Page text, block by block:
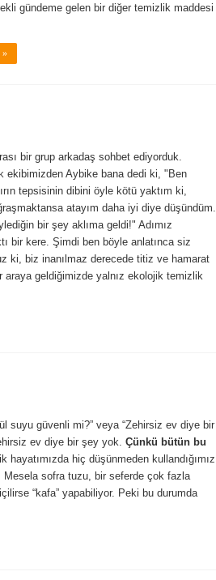
gündeme gelen bir diğer temizlik maddesi
»
bir grup arkadaş sohbet ediyorduk.
ekibimizden Aybike bana dedi ki, "Ben
tepsisinin dibini öyle kötü yaktım ki,
atayım daha iyi diye düşündüm.
bir şey aklıma geldi!" Adımız
bir kere. Şimdi ben böyle anlatınca siz
ki, biz inanılmaz derecede titiz ve hamarat
araya geldiğimizde yalnız ekolojik temizlik
suyu güvenli mi?” veya “Zehirsiz ev diye bir
ev diye bir şey yok. Çünkü bütün bu
hayatımızda hiç düşünmeden kullandığımız
Mesela sofra tuzu, bir seferde çok fazla
“kafa” yapabiliyor. Peki bu durumda